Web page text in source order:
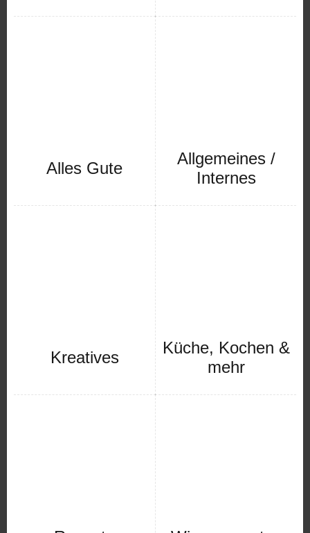
Alles Gute
Allgemeines /
Internes
Kreatives
Küche, Kochen &
mehr